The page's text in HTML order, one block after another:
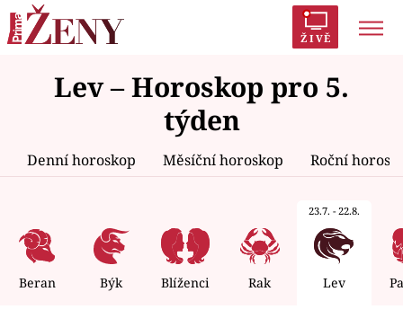
ŽIVĚ
Trendy: Polabí Inspekce Prostřeno!
AYTO?
Proměny
Témata
Celebrity
Lev – Horoskop pro 5.
týden
Denní horoskop Měsíční horoskop Roční
Beran Býk Blíženci Rak
23.7. - 22.8.
Lev